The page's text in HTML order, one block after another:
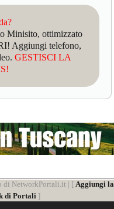
Minisito, ottimizzato
Aggiungi telefono,
GESTISCI LA
di NetworkPortali.it | [ Aggiungi la
di Portali]